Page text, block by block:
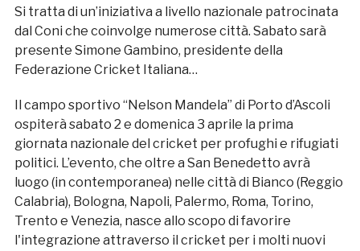
Si tratta di un’iniziativa a livello nazionale patrocinata
dal Coni che coinvolge numerose città. Sabato sarà
presente Simone Gambino, presidente della
Federazione Cricket Italiana…
Il campo sportivo “Nelson Mandela” di Porto d’Ascoli
ospiterà sabato 2 e domenica 3 aprile la prima
giornata nazionale del cricket per profughi e rifugiati
politici. L’evento, che oltre a San Benedetto avrà
luogo (in contemporanea) nelle città di Bianco (Reggio
Calabria), Bologna, Napoli, Palermo, Roma, Torino,
Trento e Venezia, nasce allo scopo di favorire
l'integrazione attraverso il cricket per i molti nuovi